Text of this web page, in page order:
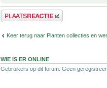
Plaats een reactie
Keer terug naar Planten collecties en
WIE IS ER ONLINE
Gebruikers op dit forum: Geen